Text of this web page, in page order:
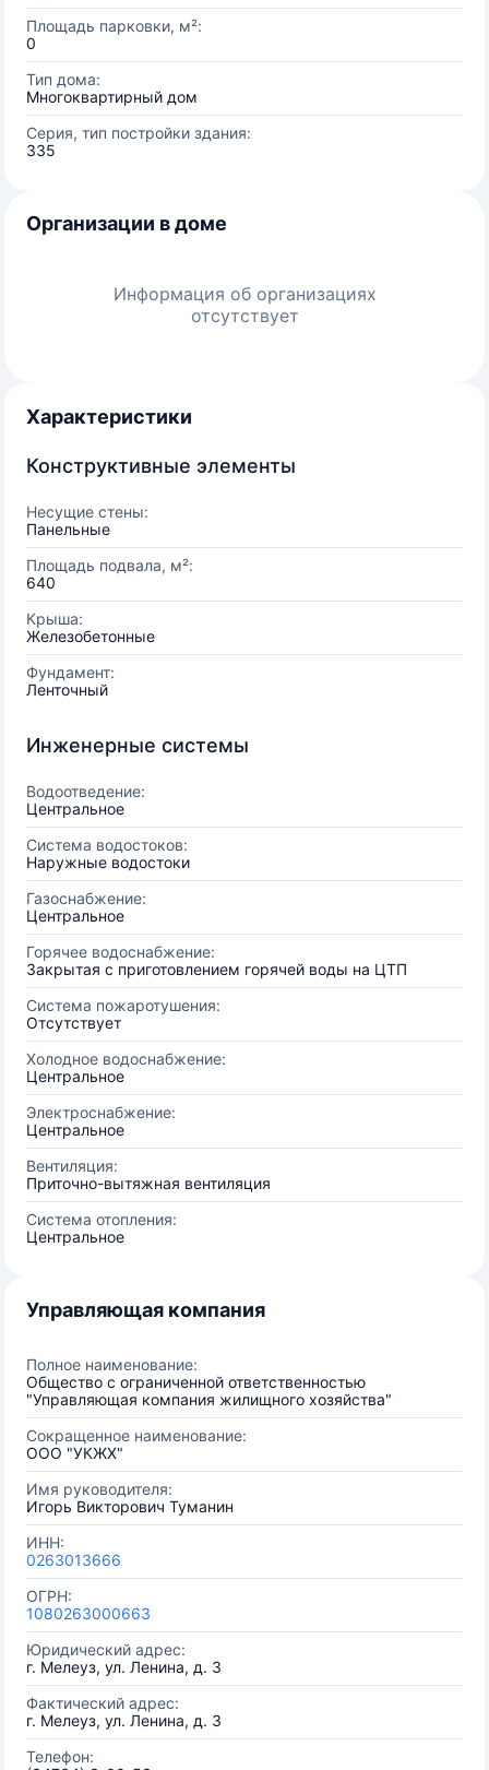
Площадь парковки, м²:
0
Тип дома:
Многоквартирный дом
Серия, тип постройки здания:
335
Организации в доме
Информация об организациях
отсутствует
Характеристики
Конструктивные элементы
Несущие стены:
Панельные
Площадь подвала, м²:
640
Крыша:
Железобетонные
Фундамент:
Ленточный
Инженерные системы
Водоотведение:
Центральное
Система водостоков:
Наружные водостоки
Газоснабжение:
Центральное
Горячее водоснабжение:
Закрытая с приготовлением горячей воды на ЦТП
Система пожаротушения:
Отсутствует
Холодное водоснабжение:
Центральное
Электроснабжение:
Центральное
Вентиляция:
Приточно-вытяжная вентиляция
Система отопления:
Центральное
Управляющая компания
Полное наименование:
Общество с ограниченной ответственностью
"Управляющая компания жилищного хозяйства"
Сокращенное наименование:
ООО "УКЖХ"
Имя руководителя:
Игорь Викторович Туманин
ИНН:
0263013666
ОГРН:
1080263000663
Юридический адрес:
г. Мелеуз, ул. Ленина, д. 3
Фактический адрес:
г. Мелеуз, ул. Ленина, д. 3
Телефон: